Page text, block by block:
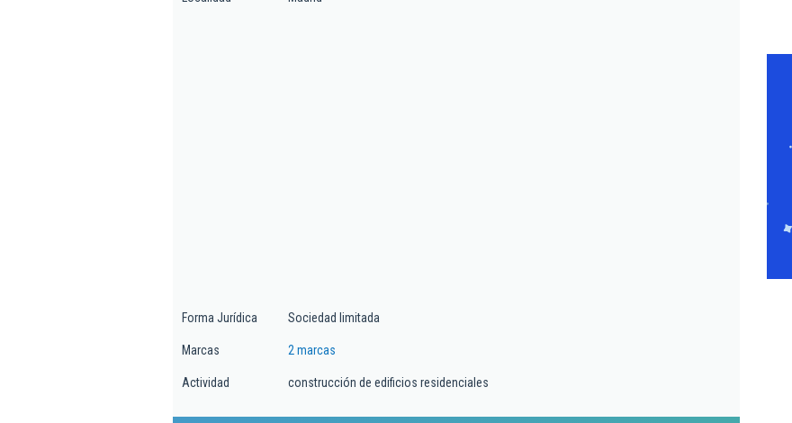
Forma Jurídica Sociedad limitada
Marcas 2 marcas
Actividad construcción de edificios residenciales